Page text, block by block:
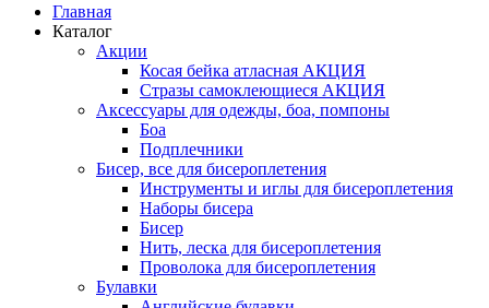
Главная
Каталог
Акции
Косая бейка атласная АКЦИЯ
Стразы самоклеющиеся АКЦИЯ
Аксессуары для одежды, боа, помпоны
Боа
Подплечники
Бисер, все для бисероплетения
Инструменты и иглы для бисероплетения
Наборы бисера
Бисер
Нить, леска для бисероплетения
Проволока для бисероплетения
Булавки